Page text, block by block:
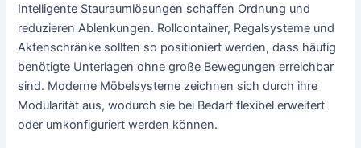
Intelligente Stauraumlösungen schaffen Ordnung und
reduzieren Ablenkungen. Rollcontainer, Regalsysteme und
Aktenschränke sollten so positioniert werden, dass häufig
benötigte Unterlagen ohne große Bewegungen erreichbar
sind. Moderne Möbelsysteme zeichnen sich durch ihre
Modularität aus, wodurch sie bei Bedarf flexibel erweitert
oder umkonfiguriert werden können.